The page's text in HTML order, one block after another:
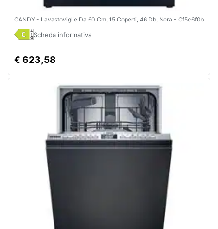
CANDY - Lavastoviglie Da 60 Cm, 15 Coperti, 46 Db, Nera - Cf5c6f0b
Scheda informativa
€ 623,58